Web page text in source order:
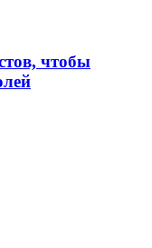
чтобы